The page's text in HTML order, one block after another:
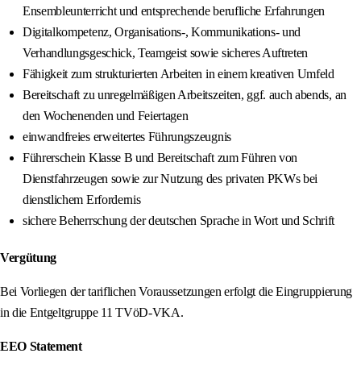
Ensembleunterricht und entsprechende berufliche Erfahrungen
Digitalkompetenz, Organisations‑, Kommunikations‑ und
Verhandlungsgeschick, Teamgeist sowie sicheres Auftreten
Fähigkeit zum strukturierten Arbeiten in einem kreativen Umfeld
Bereitschaft zu unregelmäßigen Arbeitszeiten, ggf. auch abends, an
den Wochenenden und Feiertagen
einwandfreies erweitertes Führungszeugnis
Führerschein Klasse B und Bereitschaft zum Führen von
Dienstfahrzeugen sowie zur Nutzung des privaten PKWs bei
dienstlichem Erfordernis
sichere Beherrschung der deutschen Sprache in Wort und Schrift
Vergütung
Bei Vorliegen der tariflichen Voraussetzungen erfolgt die Eingruppierung
in die Entgeltgruppe 11 TVöD‑VKA.
EEO Statement